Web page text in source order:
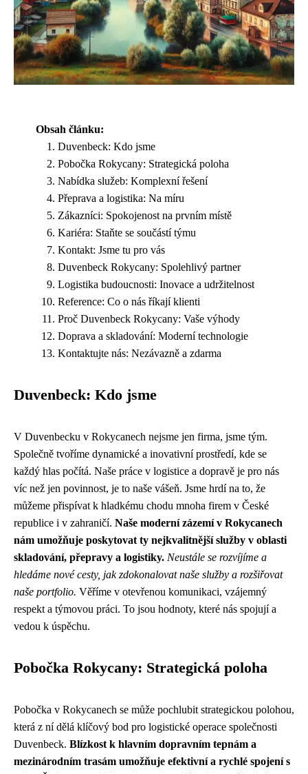
Obsah článku:
Duvenbeck: Kdo jsme
Pobočka Rokycany: Strategická poloha
Nabídka služeb: Komplexní řešení
Přeprava a logistika: Na míru
Zákazníci: Spokojenost na prvním místě
Kariéra: Staňte se součástí týmu
Kontakt: Jsme tu pro vás
Duvenbeck Rokycany: Spolehlivý partner
Logistika budoucnosti: Inovace a udržitelnost
Reference: Co o nás říkají klienti
Proč Duvenbeck Rokycany: Vaše výhody
Doprava a skladování: Moderní technologie
Kontaktujte nás: Nezávazně a zdarma
Duvenbeck: Kdo jsme
V Duvenbecku v Rokycanech nejsme jen firma, jsme tým.
Společně tvoříme dynamické a inovativní prostředí, kde se
každý hlas počítá. Naše práce v logistice a dopravě je pro nás
víc než jen povinnost, je to naše vášeň. Jsme hrdí na to, že
můžeme přispívat k hladkému chodu mnoha firem v České
republice i v zahraničí. Naše moderní zázemí v Rokycanech
nám umožňuje poskytovat ty nejkvalitnější služby v oblasti
skladování, přepravy a logistiky. Neustále se rozvíjíme a
hledáme nové cesty, jak zdokonalovat naše služby a rozšiřovat
naše portfolio. Věříme v otevřenou komunikaci, vzájemný
respekt a týmovou práci. To jsou hodnoty, které nás spojují a
vedou k úspěchu.
Pobočka Rokycany: Strategická poloha
Pobočka v Rokycanech se může pochlubit strategickou polohou,
která z ní dělá klíčový bod pro logistické operace společnosti
Duvenbeck. Blízkost k hlavním dopravním tepnám a
mezinárodním trasám umožňuje efektivní a rychlé spojení s